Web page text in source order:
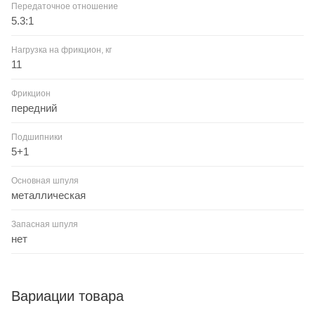
Передаточное отношение
5.3:1
Нагрузка на фрикцион, кг
11
Фрикцион
передний
Подшипники
5+1
Основная шпуля
металлическая
Запасная шпуля
нет
Вариации товара